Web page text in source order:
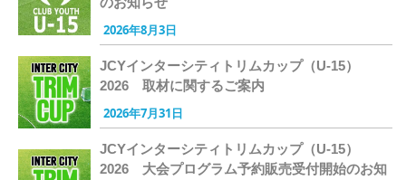
2026年8月3日
JCYインターシティトリムカップ（U-15）
2026 取材に関するご案内
2026年7月31日
JCYインターシティトリムカップ（U-15）
2026 大会プログラム予約販売受付開始のお知